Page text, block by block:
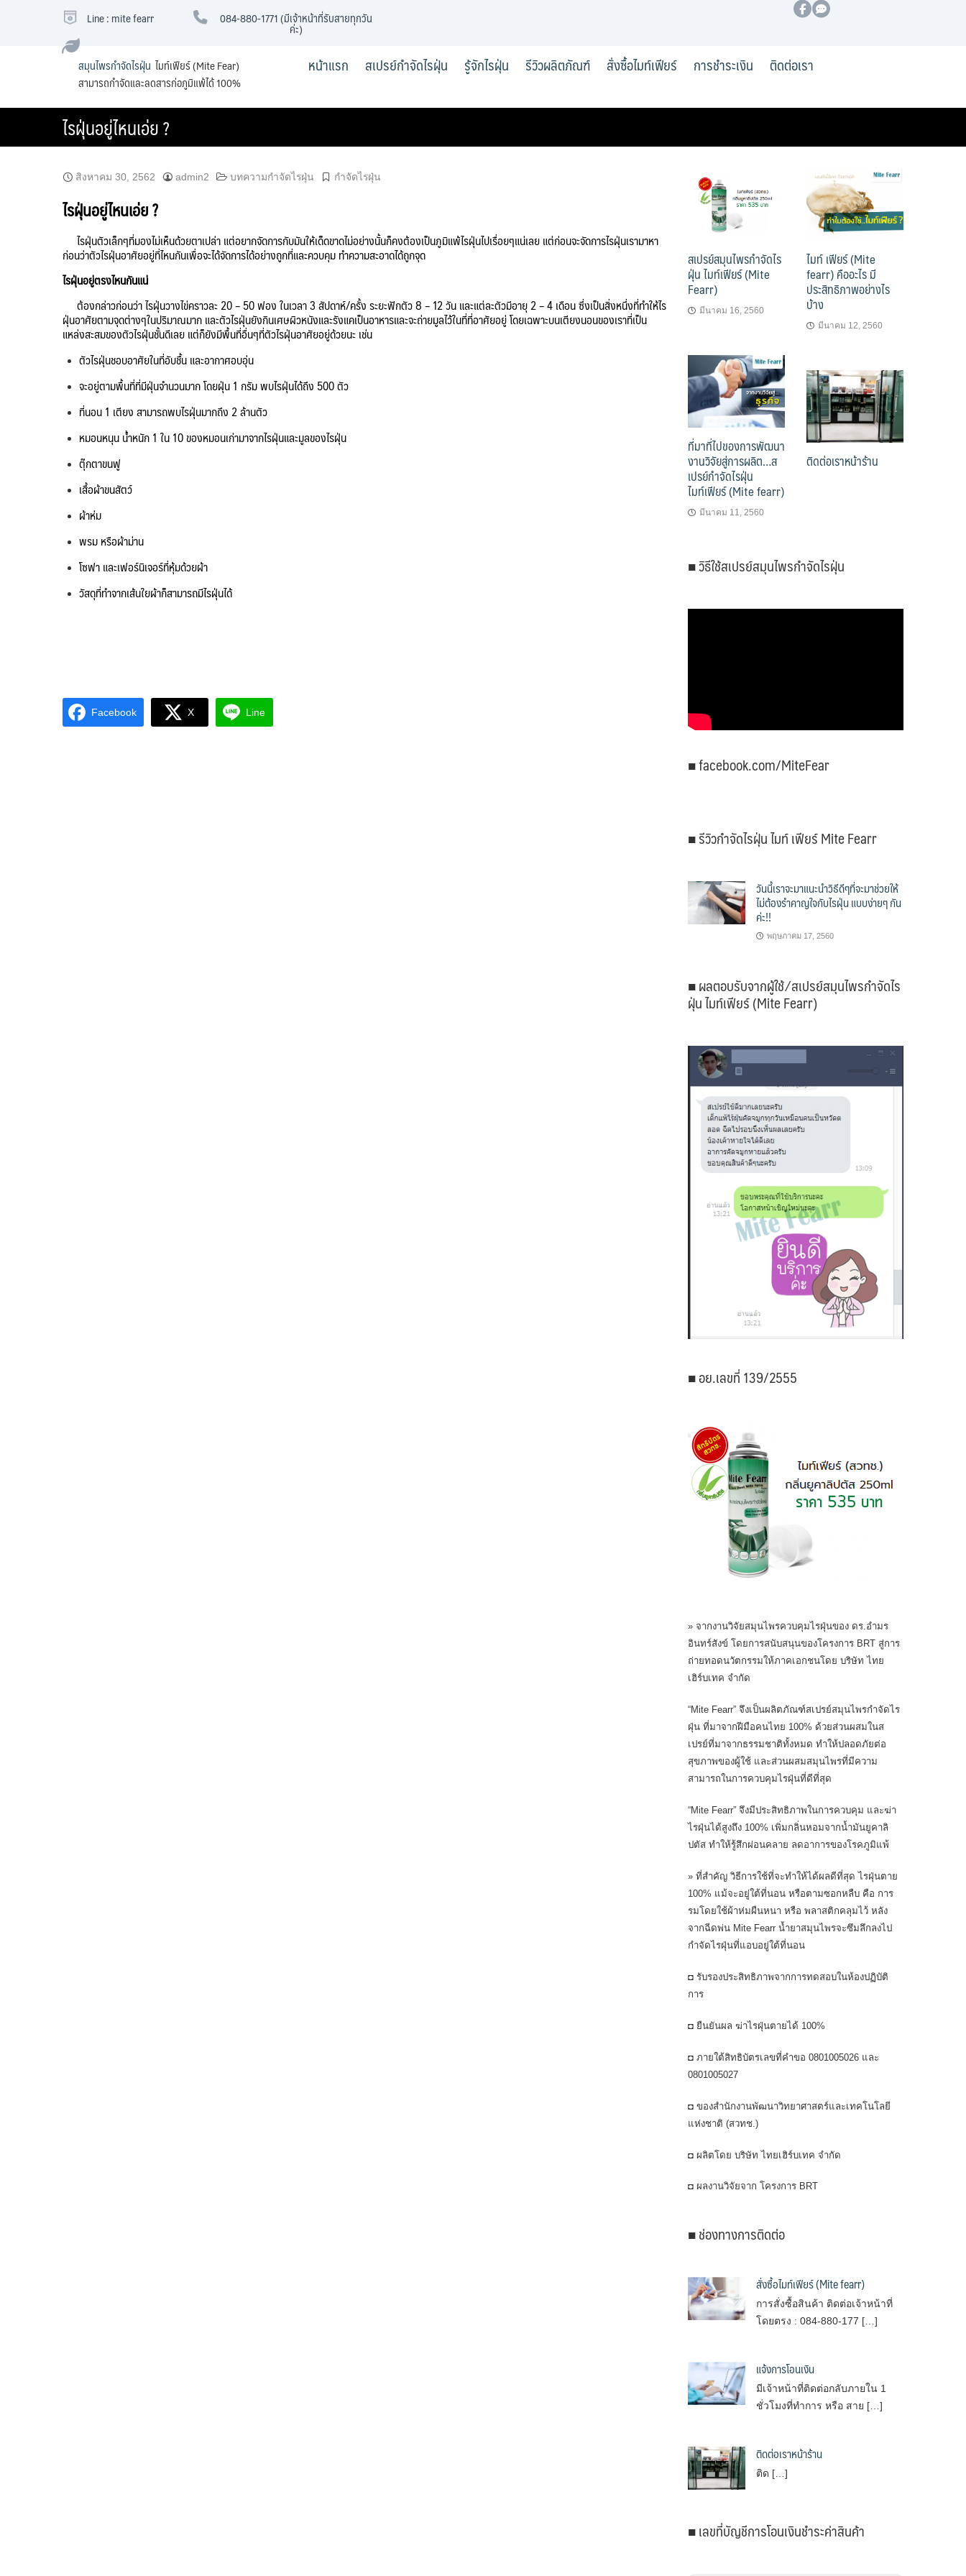
Line : mite fearr 084-880-1771 (มีเจ้าหน้าที่รับสายทุกวัน
ค่ะ)
สมุนไพรกำจัดไรฝุ่น ไมท์เฟียร์ (Mite Fear)
สามารถกำจัดและลดสารก่อภูมิแพ้ได้ 100%
หน้าแรก สเปรย์กำจัดไรฝุ่น รู้จักไรฝุ่น รีวิวผลิตภัณฑ์ สั่งซื้อไมท์เฟียร์ การชำระเงิน ติดต่อเรา
ไรฝุ่นอยู่ไหนเอ่ย ?
สิงหาคม 30, 2562 admin2 บทความกำจัดไรฝุ่น กำจัดไรฝุ่น
ไรฝุ่นอยู่ไหนเอ่ย ?
ไรฝุ่นตัวเล็กๆที่มองไม่เห็นด้วยตาเปล่า แต่อยากจัดการกับมันให้เด็ดขาดไม่อย่างนั้นก็คงต้องเป็นภูมิแพ้ไรฝุ่นไปเรื่อยๆแน่เลย แต่ก่อนจะจัดการไรฝุ่นเรามาหา
ก่อนว่าตัวไรฝุ่นอาศัยอยู่ที่ไหนกันเพื่อจะได้จัดการได้อย่างถูกที่และควบคุม ทำความสะอาดได้ถูกจุด
ไรฝุ่นอยู่ตรงไหนกันแน่
ต้องกล่าวก่อนว่า ไรฝุ่นวางไข่คราวละ 20 – 50 ฟอง ในเวลา 3 สัปดาห์/ครั้ง ระยะฟักตัว 8 – 12 วัน และแต่ละตัวมีอายุ 2 – 4 เดือน ซึ่งเป็นสิ่งหนึ่งที่ทำให้ไร
ฝุ่นอาศัยตามจุดต่างๆในปริมาณมาก และตัวไรฝุ่นยังกินเศษผิวหนังและรังแคเป็นอาหารและจะถ่ายมูลไว้ในที่ที่อาศัยอยู่ โดยเฉพาะบนเตียงนอนของเราที่เป็น
แหล่งสะสมของตัวไรฝุ่นชั้นดีเลย แต่ก็ยังมีพื้นที่อื่นๆที่ตัวไรฝุ่นอาศัยอยู่ด้วยนะ เช่น
ตัวไรฝุ่นชอบอาศัยในที่อับชื้น และอากาศอบอุ่น
จะอยู่ตามพื้นที่ที่มีฝุ่นจำนวนมาก โดยฝุ่น 1 กรัม พบไรฝุ่นได้ถึง 500 ตัว
ที่นอน 1 เตียง สามารถพบไรฝุ่นมากถึง 2 ล้านตัว
หมอนหนุน น้ำหนัก 1 ใน 10 ของหมอนเก่ามาจากไรฝุ่นและมูลของไรฝุ่น
ตุ๊กตาขนฟู
เสื้อผ้าขนสัตว์
ผ้าห่ม
พรม หรือผ้าม่าน
โซฟา และเฟอร์นิเจอร์ที่หุ้มด้วยผ้า
วัสดุที่ทำจากเส้นใยผ้าก็สามารถมีไรฝุ่นได้
Facebook X Line
สเปรย์สมุนไพรกำจัดไร
ฝุ่น ไมท์เฟียร์ (Mite
Fearr)
มีนาคม 16, 2560
ที่มาที่ไปของการพัฒนา
งานวิจัยสู่การผลิต…ส
เปรย์กำจัดไรฝุ่น
ไมท์เฟียร์ (Mite fearr)
มีนาคม 11, 2560
ไมท์ เฟียร์ (Mite
fearr) คืออะไร มี
ประสิทธิภาพอย่างไร
บ้าง
มีนาคม 12, 2560
ติดต่อเราหน้าร้าน
■ วิธีใช้สเปรย์สมุนไพรกำจัดไรฝุ่น
■ facebook.com/MiteFear
■ รีวิวกำจัดไรฝุ่น ไมท์ เฟียร์ Mite Fearr
วันนี้เราจะมาแนะนำวิธีดีๆที่จะมาช่วยให้
ไม่ต้องรำคาญใจกับไรฝุ่น แบบง่ายๆ กัน
ค่ะ!!
พฤษภาคม 17, 2560
■ ผลตอบรับจากผู้ใช้ ⁄ สเปรย์สมุนไพรกำจัดไร
ฝุ่น ไมท์เฟียร์ (Mite Fearr)
■ อย.เลขที่ 139/2555
» จากงานวิจัยสมุนไพรควบคุมไรฝุ่นของ ดร.อำมร
อินทร์สังข์ โดยการสนับสนุนของโครงการ BRT สู่การ
ถ่ายทอดนวัตกรรมให้ภาคเอกชนโดย บริษัท ไทย
เฮิร์บเทค จำกัด
“Mite Fearr” จึงเป็นผลิตภัณฑ์สเปรย์สมุนไพรกำจัดไร
ฝุ่น ที่มาจากฝีมือคนไทย 100% ด้วยส่วนผสมในส
เปรย์ที่มาจากธรรมชาติทั้งหมด ทำให้ปลอดภัยต่อ
สุขภาพของผู้ใช้ และส่วนผสมสมุนไพรที่มีความ
สามารถในการควบคุมไรฝุ่นที่ดีที่สุด
“Mite Fearr” จึงมีประสิทธิภาพในการควบคุม และฆ่า
ไรฝุ่นได้สูงถึง 100% เพิ่มกลิ่นหอมจากน้ำมันยูคาลิ
ปตัส ทำให้รู้สึกผ่อนคลาย ลดอาการของโรคภูมิแพ้
» ที่สำคัญ วิธีการใช้ที่จะทำให้ได้ผลดีที่สุด ไรฝุ่นตาย
100% แม้จะอยู่ใต้ที่นอน หรือตามซอกหลืบ คือ การ
รมโดยใช้ผ้าห่มผืนหนา หรือ พลาสติกคลุมไว้ หลัง
จากฉีดพ่น Mite Fearr น้ำยาสมุนไพรจะซึมลึกลงไป
กำจัดไรฝุ่นที่แอบอยู่ใต้ที่นอน
◘ รับรองประสิทธิภาพจากการทดสอบในห้องปฏิบัติ
การ
◘ ยืนยันผล ฆ่าไรฝุ่นตายได้ 100%
◘ ภายใต้สิทธิบัตรเลขที่คำขอ 0801005026 และ
0801005027
◘ ของสำนักงานพัฒนาวิทยาศาสตร์และเทคโนโลยี
แห่งชาติ (สวทช.)
◘ ผลิตโดย บริษัท ไทยเฮิร์บเทค จำกัด
◘ ผลงานวิจัยจาก โครงการ BRT
■ ช่องทางการติดต่อ
สั่งซื้อไมท์เฟียร์ (Mite fearr)
การสั่งซื้อสินค้า ติดต่อเจ้าหน้าที่
โดยตรง : 084-880-177 […]
แจ้งการโอนเงิน
มีเจ้าหน้าที่ติดต่อกลับภายใน 1
ชั่วโมงที่ทำการ หรือ สาย […]
ติดต่อเราหน้าร้าน
ติด […]
■ เลขที่บัญชีการโอนเงินชำระค่าสินค้า